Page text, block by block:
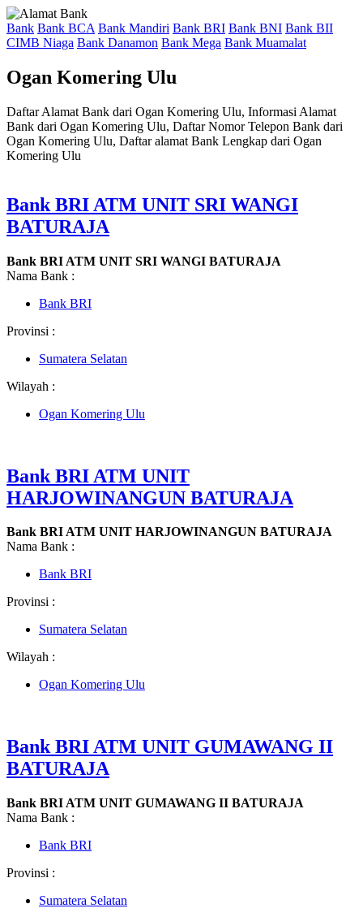
Bank Bank BCA Bank Mandiri Bank BRI Bank BNI Bank BII
CIMB Niaga Bank Danamon Bank Mega Bank Muamalat
Ogan Komering Ulu
Daftar Alamat Bank dari Ogan Komering Ulu, Informasi Alamat
Bank dari Ogan Komering Ulu, Daftar Nomor Telepon Bank dari
Ogan Komering Ulu, Daftar alamat Bank Lengkap dari Ogan
Komering Ulu
Bank BRI ATM UNIT SRI WANGI
BATURAJA
Bank BRI ATM UNIT SRI WANGI BATURAJA
Nama Bank :
Bank BRI
Provinsi :
Sumatera Selatan
Wilayah :
Ogan Komering Ulu
Bank BRI ATM UNIT
HARJOWINANGUN BATURAJA
Bank BRI ATM UNIT HARJOWINANGUN BATURAJA
Nama Bank :
Bank BRI
Provinsi :
Sumatera Selatan
Wilayah :
Ogan Komering Ulu
Bank BRI ATM UNIT GUMAWANG II
BATURAJA
Bank BRI ATM UNIT GUMAWANG II BATURAJA
Nama Bank :
Bank BRI
Provinsi :
Sumatera Selatan